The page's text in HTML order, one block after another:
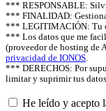
*** RESPONSABLE:
*** FINALIDAD:
*** LEGITIMACIÓN: Tu
*** Los datos que me
(proveedor de hosting de
privacidad de IONOS.
*** DERECHOS: Por
limitar y suprimir tus
He leído y acepto